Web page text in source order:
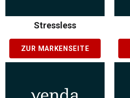
Stressless
ZUR MARKENSEITE